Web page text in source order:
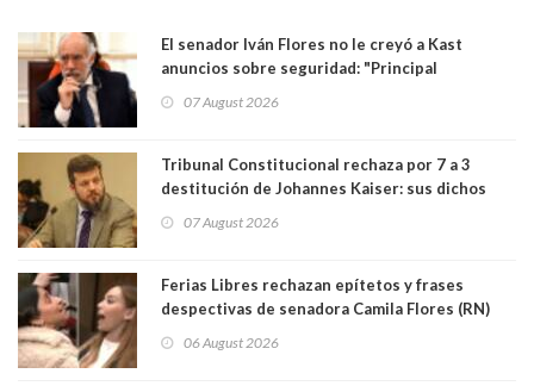
El senador Iván Flores no le creyó a Kast
anuncios sobre seguridad: "Principal
perseguir ruta del dinero y levantar secreto
07 August 2026
Tribunal Constitucional rechaza por 7 a 3
destitución de Johannes Kaiser: sus dichos
justicia constitucional porque no es diputado
07 August 2026
Ferias Libres rechazan epítetos y frases
despectivas de senadora Camila Flores (RN)
06 August 2026